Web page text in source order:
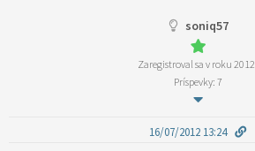
soniq57
Zaregistroval sa v roku 2012
Príspevky: 7
16/07/2012 13:24